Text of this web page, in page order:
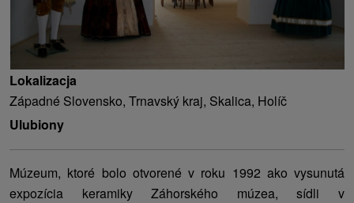
Lokalizacja
Západné Slovensko, Trnavský kraj, Skalica, Holíč
Ulubiony
Múzeum, ktoré bolo otvorené v roku 1992 ako vysunutá
expozícia keramiky Záhorského múzea, sídli v